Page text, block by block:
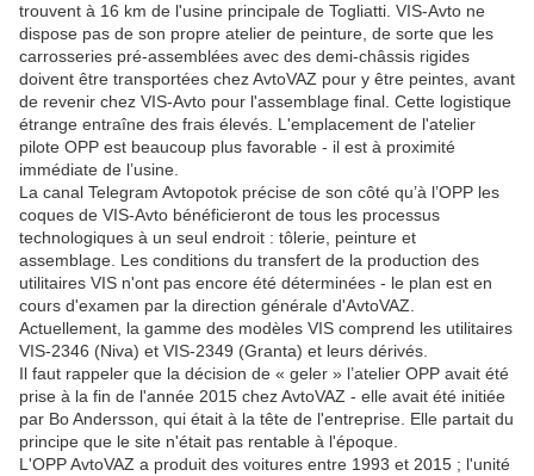
trouvent à 16 km de l'usine principale de Togliatti. VIS-Avto ne
dispose pas de son propre atelier de peinture, de sorte que les
carrosseries pré-assemblées avec des demi-châssis rigides
doivent être transportées chez AvtoVAZ pour y être peintes, avant
de revenir chez VIS-Avto pour l'assemblage final. Cette logistique
étrange entraîne des frais élevés. L'emplacement de l'atelier
pilote OPP est beaucoup plus favorable - il est à proximité
immédiate de l’usine.
La canal Telegram Avtopotok précise de son côté qu’à l’OPP les
coques de VIS-Avto bénéficieront de tous les processus
technologiques à un seul endroit : tôlerie, peinture et
assemblage. Les conditions du transfert de la production des
utilitaires VIS n'ont pas encore été déterminées - le plan est en
cours d'examen par la direction générale d'AvtoVAZ.
Actuellement, la gamme des modèles VIS comprend les utilitaires
VIS-2346 (Niva) et VIS-2349 (Granta) et leurs dérivés.
Il faut rappeler que la décision de « geler » l’atelier OPP avait été
prise à la fin de l'année 2015 chez AvtoVAZ - elle avait été initiée
par Bo Andersson, qui était à la tête de l'entreprise. Elle partait du
principe que le site n'était pas rentable à l'époque.
L'OPP AvtoVAZ a produit des voitures entre 1993 et 2015 ; l'unité